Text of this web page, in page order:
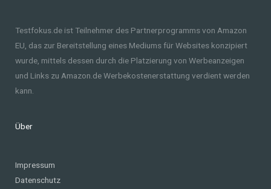
Testfokus.de ist Teilnehmer des Partnerprogramms von Amazon
EU, das zur Bereitstellung eines Mediums für Websites konzipiert
wurde, mittels dessen durch die Platzierung von Werbeanzeigen
und Links zu Amazon.de Werbekostenerstattung verdient werden
kann.
Über
Impressum
Datenschutz